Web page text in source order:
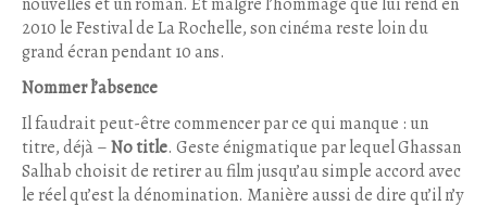
2010 le Festival de La Rochelle, son cinéma reste loin du
grand écran pendant 10 ans.
Nommer l’absence
Il faudrait peut-être commencer par ce qui manque : un
titre, déjà –No title. Geste énigmatique par lequel Ghassan
Salhab choisit de retirer au film jusqu’au simple accord avec
le réel qu’est la dénomination. Manière aussi de dire qu’il n’y